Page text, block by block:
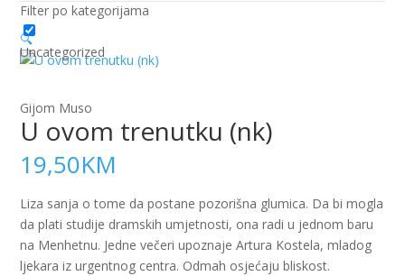
Filter po kategorijama
Uncategorized
🔍
Gijom Muso
U ovom trenutku (nk)
19,50KM
Liza sanja o tome da postane pozorišna glumica. Da bi mogla
da plati studije dramskih umjetnosti, ona radi u jednom baru
na Menhetnu. Jedne večeri upoznaje Artura Kostela, mladog
ljekara iz urgentnog centra. Odmah osjećaju bliskost.